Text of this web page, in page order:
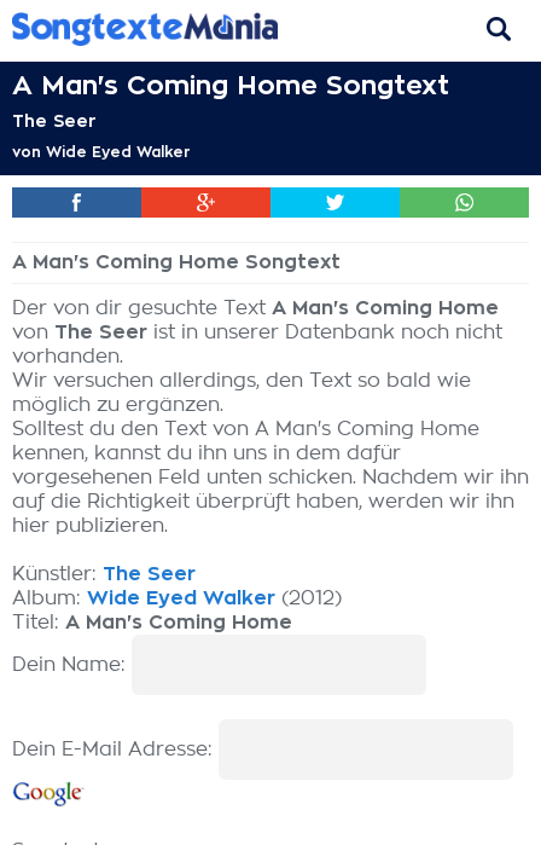
A Man's Coming Home Songtext
The Seer
von Wide Eyed Walker
A Man's Coming Home Songtext
Der von dir gesuchte Text A Man's Coming Home
von The Seer ist in unserer Datenbank noch nicht
vorhanden.
Wir versuchen allerdings, den Text so bald wie
möglich zu ergänzen.
Solltest du den Text von A Man's Coming Home
kennen, kannst du ihn uns in dem dafür
vorgesehenen Feld unten schicken. Nachdem wir ihn
auf die Richtigkeit überprüft haben, werden wir ihn
hier publizieren.
Künstler: The Seer
Album: Wide Eyed Walker (2012)
Titel: A Man's Coming Home
Dein Name:
Dein E-Mail Adresse: